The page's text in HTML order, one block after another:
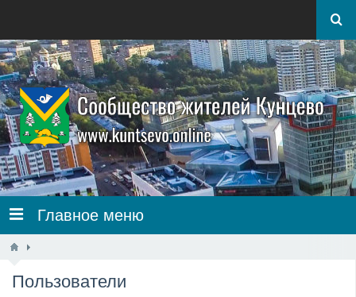
Главное меню
Пользователи